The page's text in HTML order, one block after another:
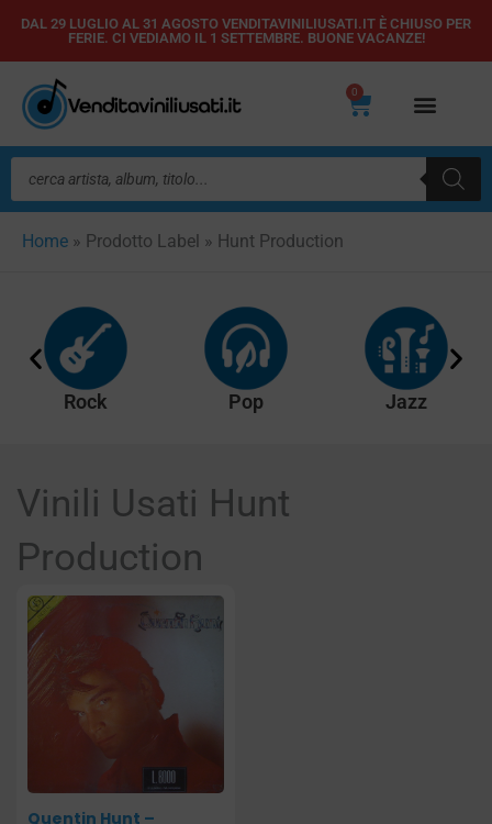
Vai
contenuto
DAL 29 LUGLIO AL 31 AGOSTO VENDITAVINILIUSATI.IT È CHIUSO PER
FERIE. CI VEDIAMO IL 1 SETTEMBRE. BUONE VACANZE!
0
Carrello
Ricerca
prodotti
Home » Prodotto Label » Hunt Production
Rock Pop Jazz
Vinili Usati Hunt
Production
Quentin Hunt –